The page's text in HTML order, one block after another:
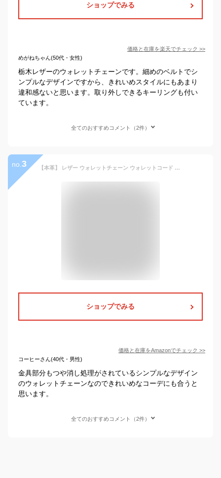
ショップでみる
価格と在庫を楽天でチェック >>
めがねちゃん(50代・女性)
栃木レザーのウォレットチェーンです。細めのベルトでシ
ンプルなデザインですから、きれいめスタイルにもあまり
違和感ないと思います。取り外しできるキーリングも付い
ています。
全てのおすすめコメント（2件）
no. 3 【本革】 レザー ウォレットチェーン ウォレットコード バイカー ’CHO;AMWC-001B
ショップでみる
価格と在庫をAmazonでチェック >>
コーヒーさん(40代・男性)
金具部分もつや消し処理がされているシンプルなデザイン
のウォレットチェーンなのできれいめなコーデにも合うと
思います。
全てのおすすめコメント（2件）